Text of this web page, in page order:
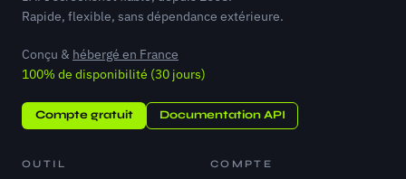
Rapide, flexible, sans dépendance extérieure.
Conçu & hébergé en France
100% de disponibilité (30 jours)
Compte gratuit Documentation API
OUTIL COMPTE